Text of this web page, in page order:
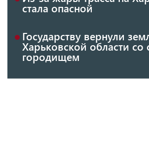
стала опасной
Государству вернули
Харьковской области со
городищем